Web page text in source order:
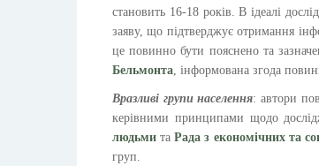
становить 16-18 років. В ідеалі
заяву, що підтверджує отримання
це повинно бути пояснено та
Бельмонта, інформована згода
Вразливі групи населення: автори
керівними принципами щодо
людьми таРада з економічних та
груп.